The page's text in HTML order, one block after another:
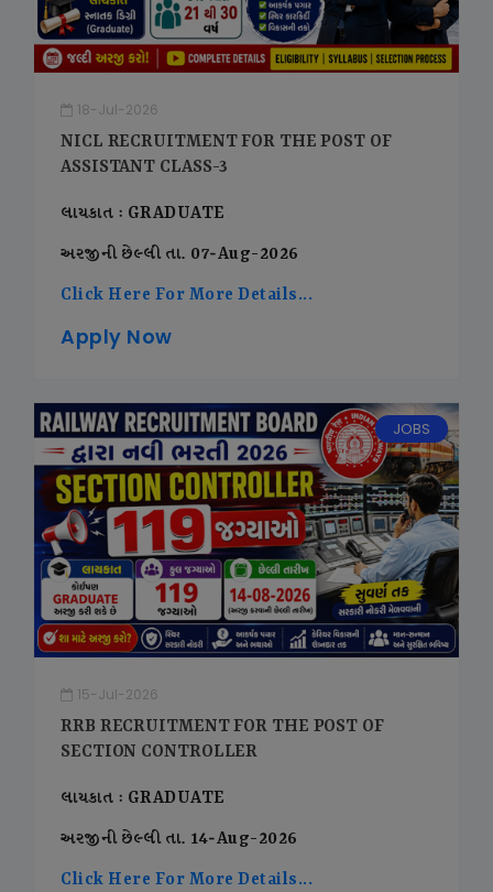
18-Jul-2026
NICL RECRUITMENT FOR THE POST OF
ASSISTANT CLASS-3
લાયકાત : GRADUATE
અરજીની છેલ્લી તા. 07-Aug-2026
Click Here For More Details...
Apply Now
JOBS
15-Jul-2026
RRB RECRUITMENT FOR THE POST OF
SECTION CONTROLLER
લાયકાત : GRADUATE
અરજીની છેલ્લી તા. 14-Aug-2026
Click Here For More Details...